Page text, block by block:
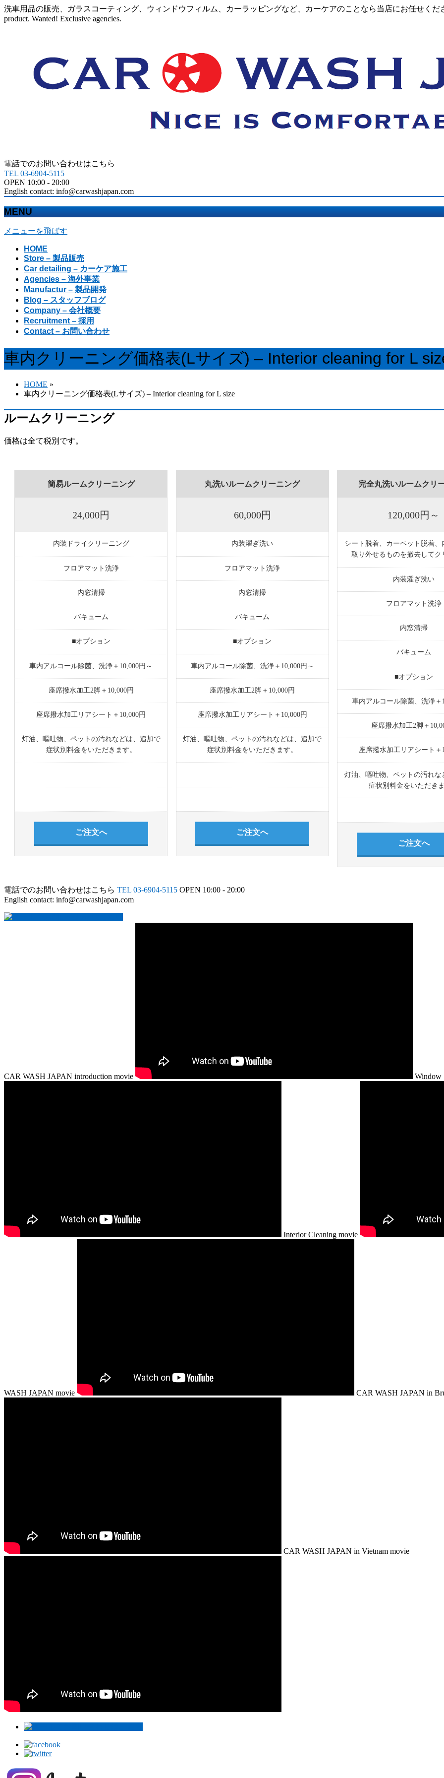
洗車用品の販売、ガラスコーティング、ウィンドウフィルム、カーラッピングなど、カーケアのことなら当店にお任せくださ
product. Wanted! Exclusive agencies.
電話でのお問い合わせはこちら
TEL 03-6904-5115
OPEN 10:00 - 20:00
English contact: info@carwashjapan.com
MENU
メニューを飛ばす
HOME
Store – 製品販売
Car detailing – カーケア施工
Agencies – 海外事業
Manufactur – 製品開発
Blog – スタッフブログ
Company – 会社概要
Recruitment – 採用
Contact – お問い合わせ
車内クリーニング価格表(Lサイズ) – Interior cleaning for L
HOME »
車内クリーニング価格表(Lサイズ) – Interior cleaning for L size
ルームクリーニング
価格は全て税別です。
簡易ルームクリーニング
24,000円
内装ドライクリーニング
フロアマット洗浄
内窓清掃
バキューム
■オプション
車内アルコール除菌、洗浄＋10,000円～
座席撥水加工2脚＋10,000円
座席撥水加工リアシート＋10,000円
灯油、嘔吐物、ペットの汚れなどは、追加で
症状別料金をいただきます。
ご注文へ
丸洗いルームクリーニング
60,000円
内装濯ぎ洗い
フロアマット洗浄
内窓清掃
バキューム
■オプション
車内アルコール除菌、洗浄＋10,000円～
座席撥水加工2脚＋10,000円
座席撥水加工リアシート＋10,000円
灯油、嘔吐物、ペットの汚れなどは、追加で
症状別料金をいただきます。
ご注文へ
完全丸洗いルームクリ
120,000円～
シート脱着、カーペット脱着、
取り外せるものを撤去してク
内装濯ぎ洗い
フロアマット洗浄
内窓清掃
バキューム
■オプション
車内アルコール除菌、洗浄＋
座席撥水加工2脚＋
座席撥水加工リアシート＋
灯油、嘔吐物、ペットの汚れな
症状別料金をいただき
ご注文へ
電話でのお問い合わせはこちら TEL 03-6904-5115 OPEN 10:00 - 20:00
English contact: info@carwashjapan.com
CAR WASH JAPAN introduction movie Window
Interior Cleaning movie
WASH JAPAN movie CAR WASH JAPAN in
CAR WASH JAPAN in Vietnam movie